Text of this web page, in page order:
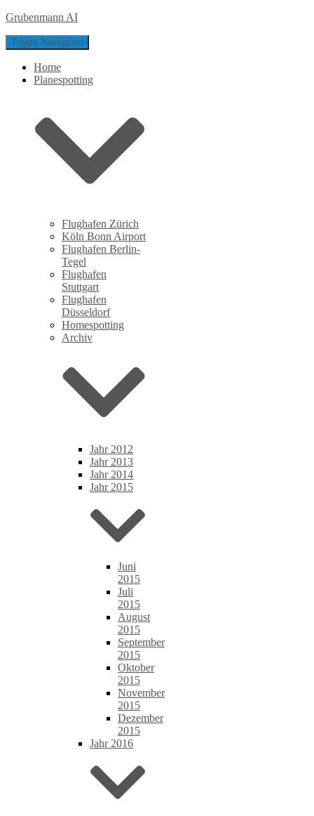
Grubenmann AI
Toggle Navigation
Home
Planespotting
Flughafen Zürich
Köln Bonn Airport
Flughafen Berlin-
Tegel
Flughafen
Stuttgart
Flughafen
Düsseldorf
Homespotting
Archiv
Jahr 2012
Jahr 2013
Jahr 2014
Jahr 2015
Juni
2015
Juli
2015
August
2015
September
2015
Oktober
2015
November
2015
Dezember
2015
Jahr 2016